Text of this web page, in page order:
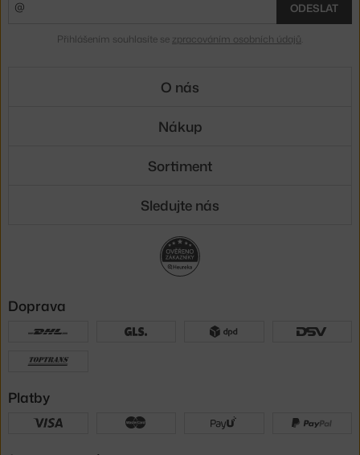
ODESLAT
Přihlášením souhlasíte se zpracováním osobních údajů
O nás
Nákup
Sortiment
Sledujte nás
Doprava
Platby